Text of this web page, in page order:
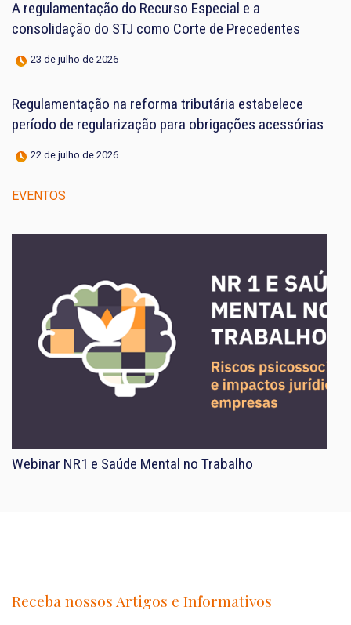
A regulamentação do Recurso Especial e a
consolidação do STJ como Corte de Precedentes
23 de julho de 2026
Regulamentação na reforma tributária estabelece
período de regularização para obrigações acessórias
22 de julho de 2026
EVENTOS
Webinar NR1 e Saúde Mental no Trabalho
Receba nossos Artigos e Informativos